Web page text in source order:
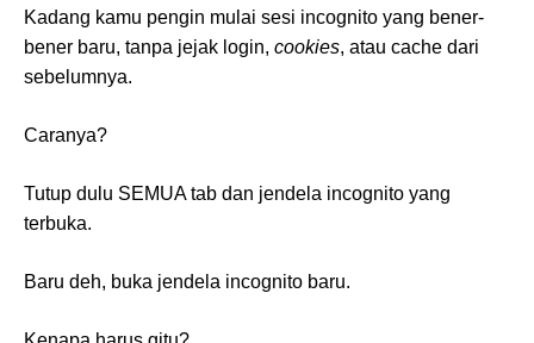
Kadang kamu pengin mulai sesi incognito yang bener-
bener baru, tanpa jejak login, cookies, atau cache dari
sebelumnya.
Caranya?
Tutup dulu SEMUA tab dan jendela incognito yang
terbuka.
Baru deh, buka jendela incognito baru.